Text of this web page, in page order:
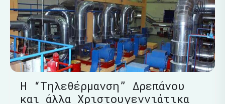
Η “Τηλεθέρμανση” Δρεπάνου
και άλλα Χριστουγεννιάτικα